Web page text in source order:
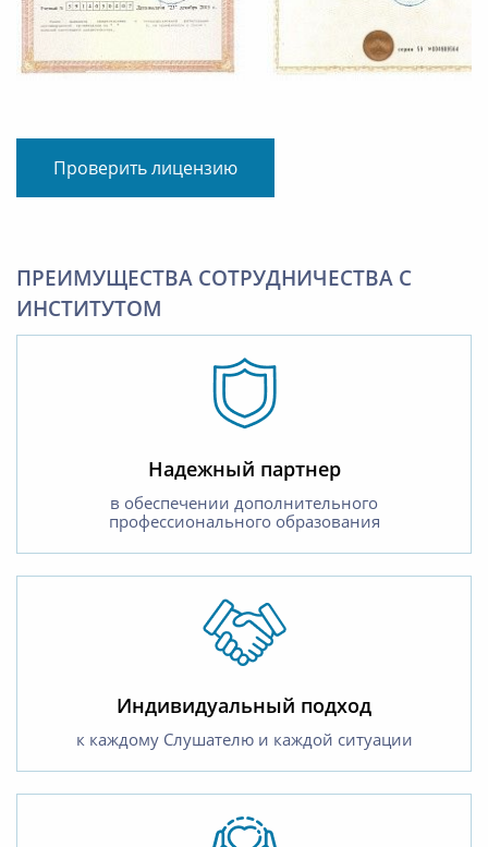
Проверить лицензию
ПРЕИМУЩЕСТВА СОТРУДНИЧЕСТВА С
ИНСТИТУТОМ
Надежный партнер
в обеспечении дополнительного
профессионального образования
Индивидуальный подход
к каждому Слушателю и каждой ситуации